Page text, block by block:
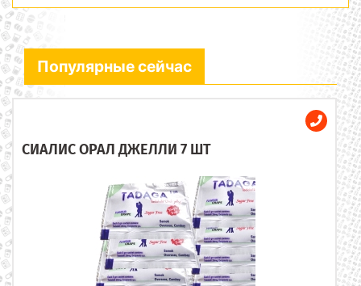
Популярные сейчас
СИАЛИС ОРАЛ ДЖЕЛЛИ 7 ШТ